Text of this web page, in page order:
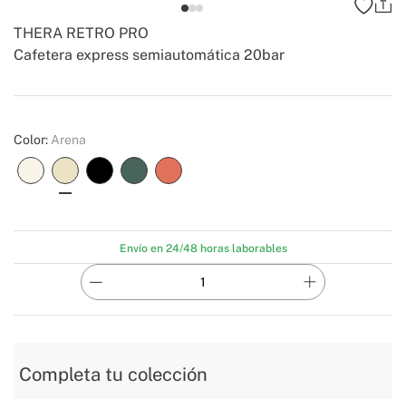
Cafetera express semiautomática 20bar
THERA RETRO PRO
Create
Color: Arena
Envío en 24/48 horas laborables
Completa tu colección